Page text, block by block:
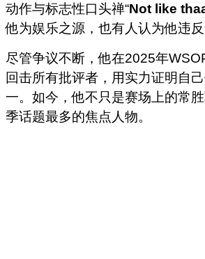
动作与标志性口头禅“Not like
他为娱乐之源，也有人认为他违反
尽管争议不断，他在2025年
回击所有批评者，用实力证明自
一。如今，他不只是赛场上的常
季话题最多的焦点人物。